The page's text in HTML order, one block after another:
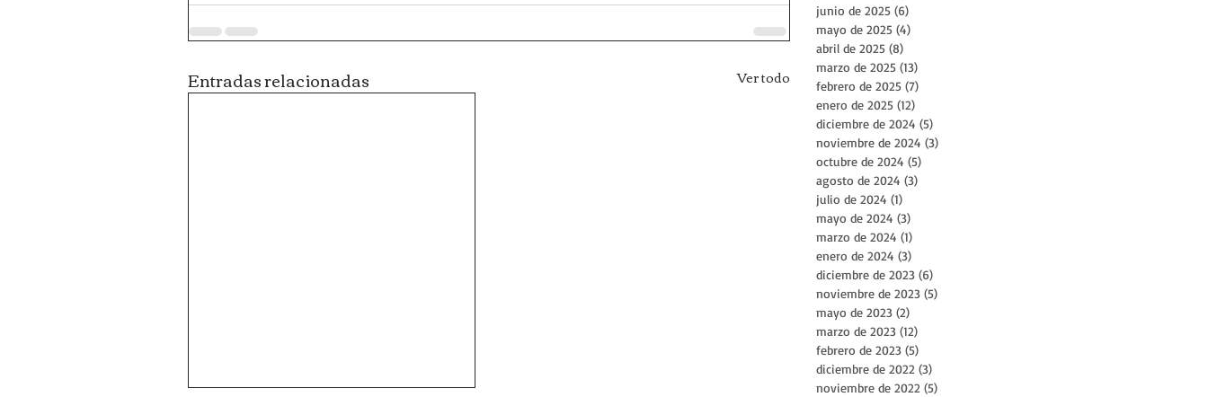
Entradas relacionadas Ver todo
junio de 2025 (6)
mayo de 2025 (4)
abril de 2025 (8)
marzo de 2025 (13)
febrero de 2025 (7)
enero de 2025 (12)
diciembre de 2024 (5)
noviembre de 2024 (3)
octubre de 2024 (5)
agosto de 2024 (3)
julio de 2024 (1)
mayo de 2024 (3)
marzo de 2024 (1)
enero de 2024 (3)
diciembre de 2023 (6)
noviembre de 2023 (5)
mayo de 2023 (2)
marzo de 2023 (12)
febrero de 2023 (5)
diciembre de 2022 (3)
noviembre de 2022 (5)